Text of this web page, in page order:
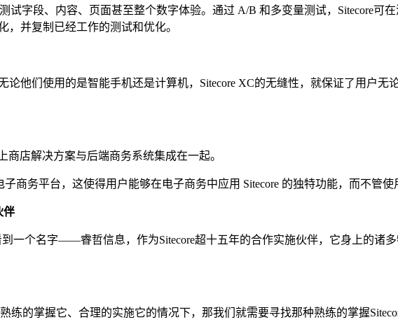
试字段、内容、页面甚至整个数字体验。通过 A/B 和多变量测试，Sitecore可
并复制已经工作的测试和优化。
他们使用的是智能手机还是计算机，Sitecore XC的无缝性，就保证了用户无
商店解决方案与后端商务系统集成在一起。
子商务平台，这使得用户能够在电子商务中应用 Sitecore 的独特功能，而不管使
伴
一个名字——睿哲信息，作为Sitecore超十五年的合作实施伙伴，它身上的诸
练的掌握它、合理的实施它的情况下，那我们就需要寻找那种熟练的掌握